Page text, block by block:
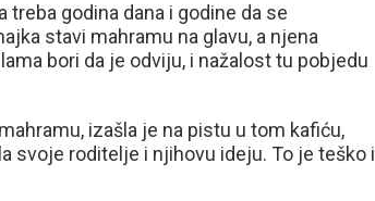
treba godina dana i godine da se
stavi mahramu na glavu, a njena
bori da je odviju, i nažalost tu pobjedu
izašla je na pistu u tom kafiću,
svoje roditelje i njihovu ideju. To je teško i